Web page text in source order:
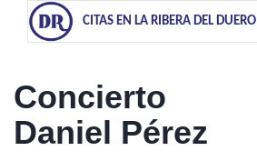
CITAS EN LA RIBERA DEL DUERO
Concierto
Daniel Pérez